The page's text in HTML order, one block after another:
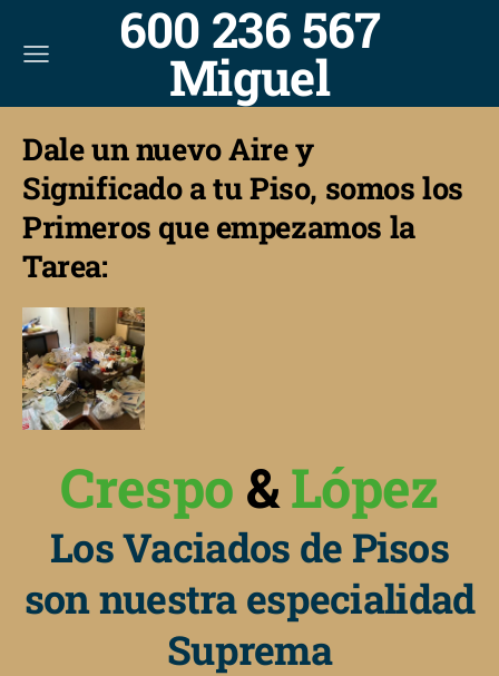
600 236 567
Miguel
Dale un nuevo Aire y
Significado a tu Piso, somos los
Primeros que empezamos la
Tarea:
Crespo &López
Los Vaciados de Pisos
son nuestra especialidad
Suprema